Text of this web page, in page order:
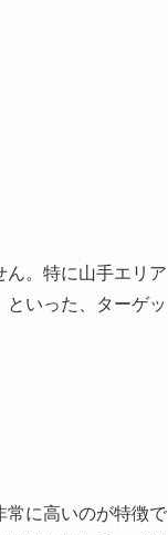
ん。特に山手エリア
いった、ターゲッ
常に高いのが特徴で